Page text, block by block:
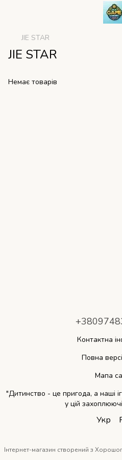
JIE STAR
JIE STAR
Немає товарів
Контактна
Повна
Мапа
"Дитинство - це пригода, а наші
у цій
Укр
Інтернет-магазин створений з